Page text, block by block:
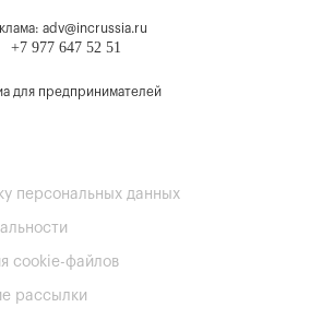
adv@incrussia.ru
+7 977 647 52 51
для предпринимателей
персональных данных
cookie-файлов
рассылки